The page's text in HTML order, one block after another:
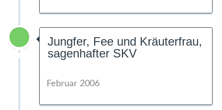
Jungfer, Fee und Kräuterfrau,
sagenhafter SKV
Februar 2006